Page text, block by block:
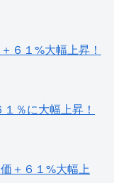
６１%大幅上昇！
％に大幅上昇！
＋６１%大幅上